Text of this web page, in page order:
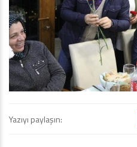
Yazıyı paylaşın: